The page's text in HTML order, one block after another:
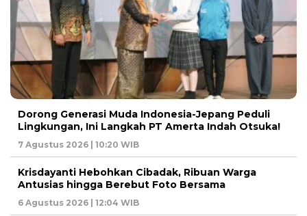
Dorong Generasi Muda Indonesia-Jepang Peduli
Lingkungan, Ini Langkah PT Amerta Indah Otsuka!
7 Agustus 2026 | 10:20 WIB
Krisdayanti Hebohkan Cibadak, Ribuan Warga
Antusias hingga Berebut Foto Bersama
6 Agustus 2026 | 12:04 WIB